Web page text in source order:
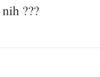
???